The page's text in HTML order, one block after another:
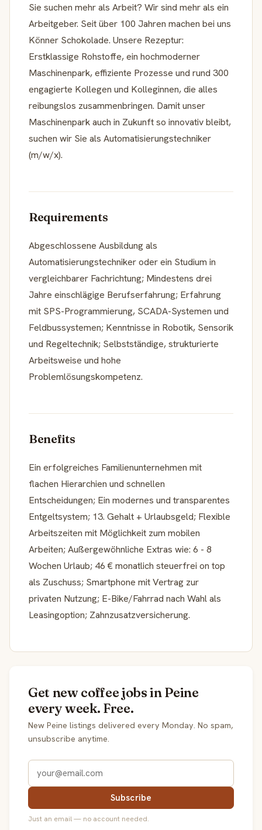
Sie suchen mehr als Arbeit? Wir sind mehr als ein
Arbeitgeber. Seit über 100 Jahren machen bei uns
Könner Schokolade. Unsere Rezeptur:
Erstklassige Rohstoffe, ein hochmoderner
Maschinenpark, effiziente Prozesse und rund 300
engagierte Kollegen und Kolleginnen, die alles
reibungslos zusammenbringen. Damit unser
Maschinenpark auch in Zukunft so innovativ bleibt,
suchen wir Sie als Automatisierungstechniker
(m/w/x).
Requirements
Abgeschlossene Ausbildung als
Automatisierungstechniker oder ein Studium in
vergleichbarer Fachrichtung; Mindestens drei
Jahre einschlägige Berufserfahrung; Erfahrung
mit SPS-Programmierung, SCADA-Systemen und
Feldbussystemen; Kenntnisse in Robotik, Sensorik
und Regeltechnik; Selbstständige, strukturierte
Arbeitsweise und hohe
Problemlösungskompetenz.
Benefits
Ein erfolgreiches Familienunternehmen mit
flachen Hierarchien und schnellen
Entscheidungen; Ein modernes und transparentes
Entgeltsystem; 13. Gehalt + Urlaubsgeld; Flexible
Arbeitszeiten mit Möglichkeit zum mobilen
Arbeiten; Außergewöhnliche Extras wie: 6 - 8
Wochen Urlaub; 46 € monatlich steuerfrei on top
als Zuschuss; Smartphone mit Vertrag zur
privaten Nutzung; E-Bike/Fahrrad nach Wahl als
Leasingoption; Zahnzusatzversicherung.
Get new coffee jobs in Peine
every week. Free.
New Peine listings delivered every Monday. No spam,
unsubscribe anytime.
Subscribe
Just an email — no account needed.